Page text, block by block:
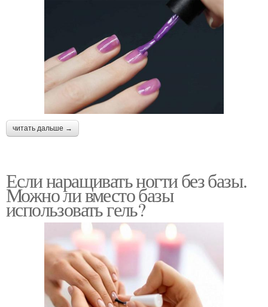
читать дальше →
Если наращивать ногти без базы.
Можно ли вместо базы
использовать гель?